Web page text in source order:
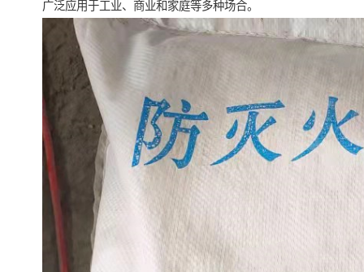
广泛应用于工业、商业和家庭等多种场合。